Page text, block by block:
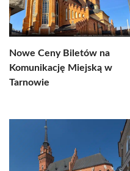
Nowe Ceny Biletów na
Komunikację Miejską w
Tarnowie